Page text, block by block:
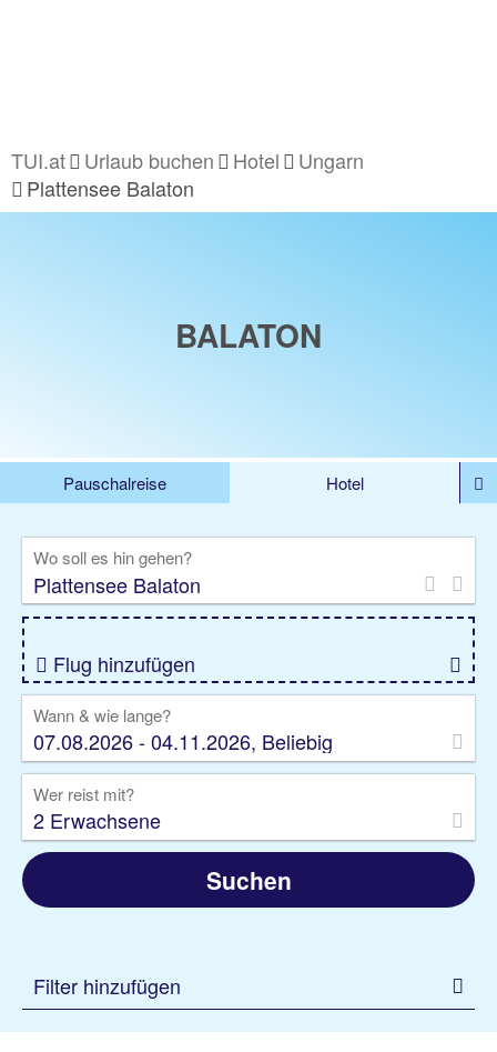
TUI.at Urlaub buchen Hotel
Ungarn
Plattensee Balaton
BALATON
Pauschalreise
Hotel
Rundreise
Kreuzfahrt
Gruppenreise
Camper Privattransfer
Wo soll es hin gehen?
Flug hinzufügen
Wann & wie lange?
07.08.2026 - 04.11.2026, Beliebig
Wer reist mit?
2 Erwachsene
Suchen
Filter hinzufügen